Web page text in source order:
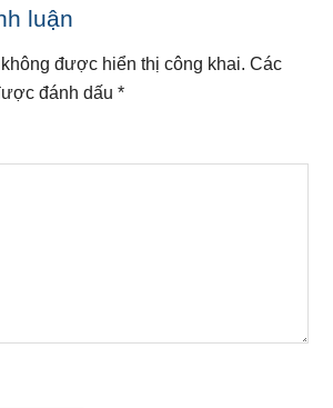
luận
được hiển thị công khai. Các
đánh dấu*